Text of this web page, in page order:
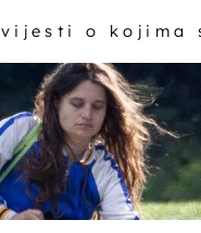
vijesti o kojima